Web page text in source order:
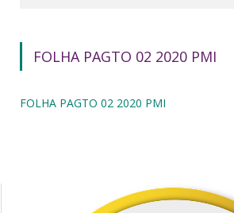
FOLHA PAGTO 02 2020 PMI
FOLHA PAGTO 02 2020 PMI